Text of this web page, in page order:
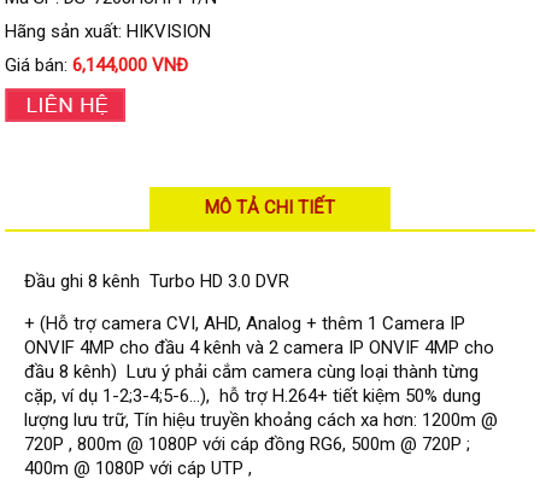
Đầu ghi IP KBVISION
Đầu ghi IP HDParagon
Đầu ghi IP Dahua
Camera KBVISION
Camera HDParagon
Đầu ghi Analog
Đầu ghi HDParagon
Hãng sản xuất: HIKVISION
Giá bán:6,144,000 VNĐ
MÔ TẢ CHI TIẾT
Đầu ghi 8 kênh Turbo HD 3.0 DVR
+ (Hỗ trợ camera CVI, AHD, Analog + thêm 1 Camera IP
ONVIF 4MP cho đầu 4 kênh và 2 camera IP ONVIF 4MP cho
đầu 8 kênh) Lưu ý phải cắm camera cùng loại thành từng
cặp, ví dụ 1-2;3-4;5-6...), hỗ trợ H.264+ tiết kiệm 50% dung
lượng lưu trữ, Tín hiệu truyền khoảng cách xa hơn: 1200m @
720P , 800m @ 1080P với cáp đồng RG6, 500m @ 720P ;
400m @ 1080P với cáp UTP ,